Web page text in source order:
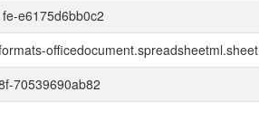
e6175d6bb0c2
officedocument.spreadsheetml.sheet
70539690ab82